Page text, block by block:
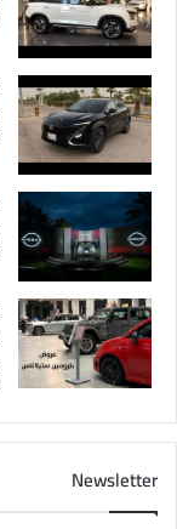
Newsletter